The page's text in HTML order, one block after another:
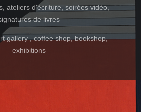
ateliers d'écriture, soirées vidéo,
de livres
gallery , coffee shop, bookshop,
exhibitions